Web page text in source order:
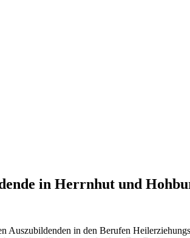
in Herrnhut und
Auszubildenden in den Berufen